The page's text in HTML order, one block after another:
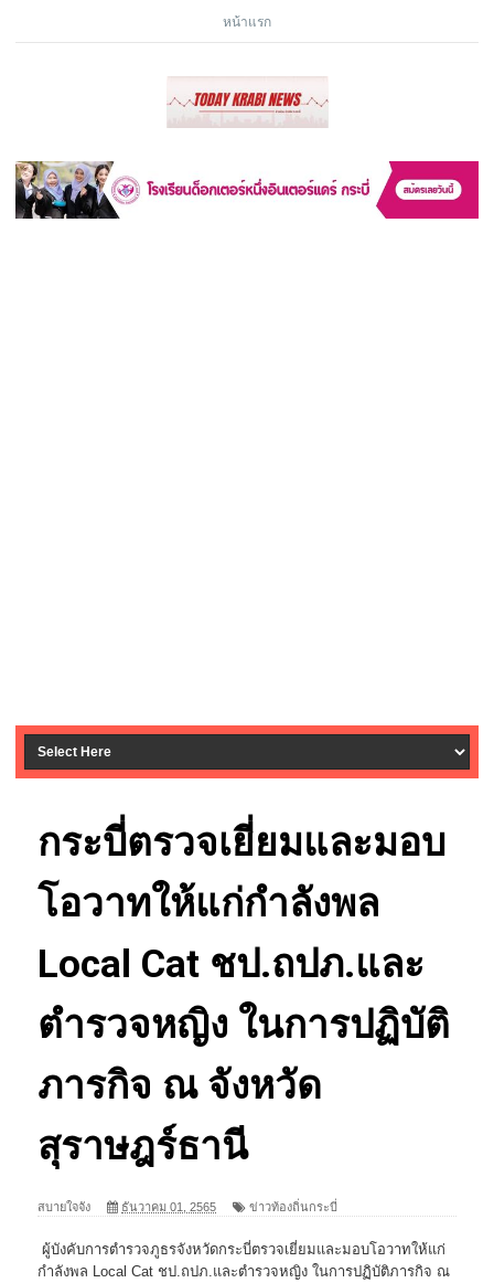
หน้าแรก
กระบี่ตรวจเยี่ยมและมอบ
โอวาทให้แก่กำลังพล
Local Cat ชป.ถปภ.และ
ตำรวจหญิง ในการปฏิบัติ
ภารกิจ ณ จังหวัด
สุราษฎร์ธานี
สบายใจจัง ธันวาคม 01, 2565 ข่าวท้องถิ่นกระบี่
ผู้บังคับการตำรวจภูธรจังหวัดกระบี่ตรวจเยี่ยมและมอบโอวาทให้แก่
กำลังพล Local Cat ชป.ถปภ.และตำรวจหญิง ในการปฏิบัติภารกิจ ณ